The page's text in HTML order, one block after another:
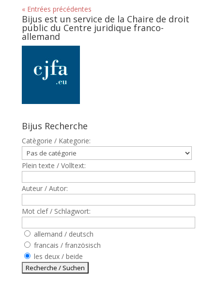
« Entrées précédentes
Bijus est un service de la Chaire de droit
public du Centre juridique franco-
allemand
Bijus Recherche
Catègorie / Kategorie:
Plein texte / Volltext:
Auteur / Autor:
Mot clef / Schlagwort:
allemand / deutsch
francais / französisch
les deux / beide